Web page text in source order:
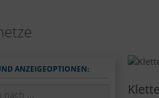
ANZEIGEOPTIONEN: